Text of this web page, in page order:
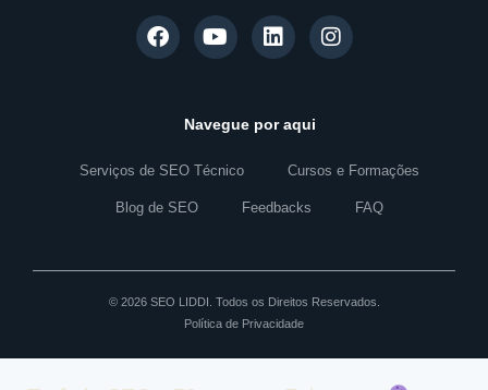
Navegue por aqui
Serviços de SEO Técnico Cursos e Formações
Blog de SEO Feedbacks FAQ
© 2026 SEO LIDDI. Todos os Direitos Reservados.
Política de Privacidade